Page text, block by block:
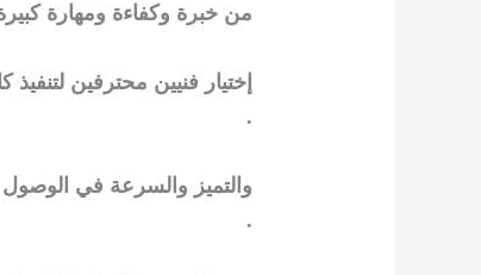
من خبرة وكفاءة ومهارة
إختيار فنيين محترفين
.
والتميز والسرعة في
.